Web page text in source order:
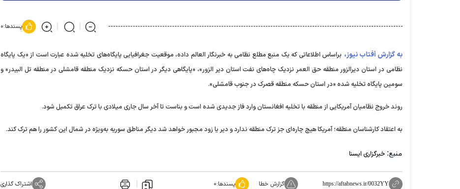
پسندها:۰
به گزارش آفتاب نیوز، براساس اطلاعاتی که یک منبع مطلع نظامی به خبرنگار العالم داده، موقعیت جغرافیایی پایگاه‌های تخلیه شده عبارت است از «یک پایگاه
نظامی در استان دیرالزور منطقه حق العمر نزدیک چاه‌های نفت استان دیر الزور»، «پایگاهی دیگر در استان حسکه نزدیک منطقه قامشلی در منطقه تل البیدر» و
سومین پایگاه تخلیه شده «در استان حسکه منطقه قصرک در جنوب قامشلی».
روند خروج نظامیان آمریکایی از منطقه با تخلیه افغانستان وارد فاز جدیدی شده است و بناست تا آخر سال جاری‌ میلادی با ترک عراق تکمیل شود.
به اعتقاد کارشناسان منطقه؛ آمریکا هیچ چاره‌ای جز ترک منطقه ندارد و دیر یا زود مجبور خواهد شد دیگر مناطق سوریه ‌به‌ویژه در شمال این کشور را هم ترک کند.
منبع: خبرگزاری ایسنا
https://aftabnews.ir/0032YY گزارش خطا پسندها:۰ اشتراک گذاری